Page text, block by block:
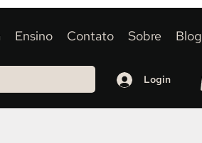
Ensino Contato Sobre Blog
Login